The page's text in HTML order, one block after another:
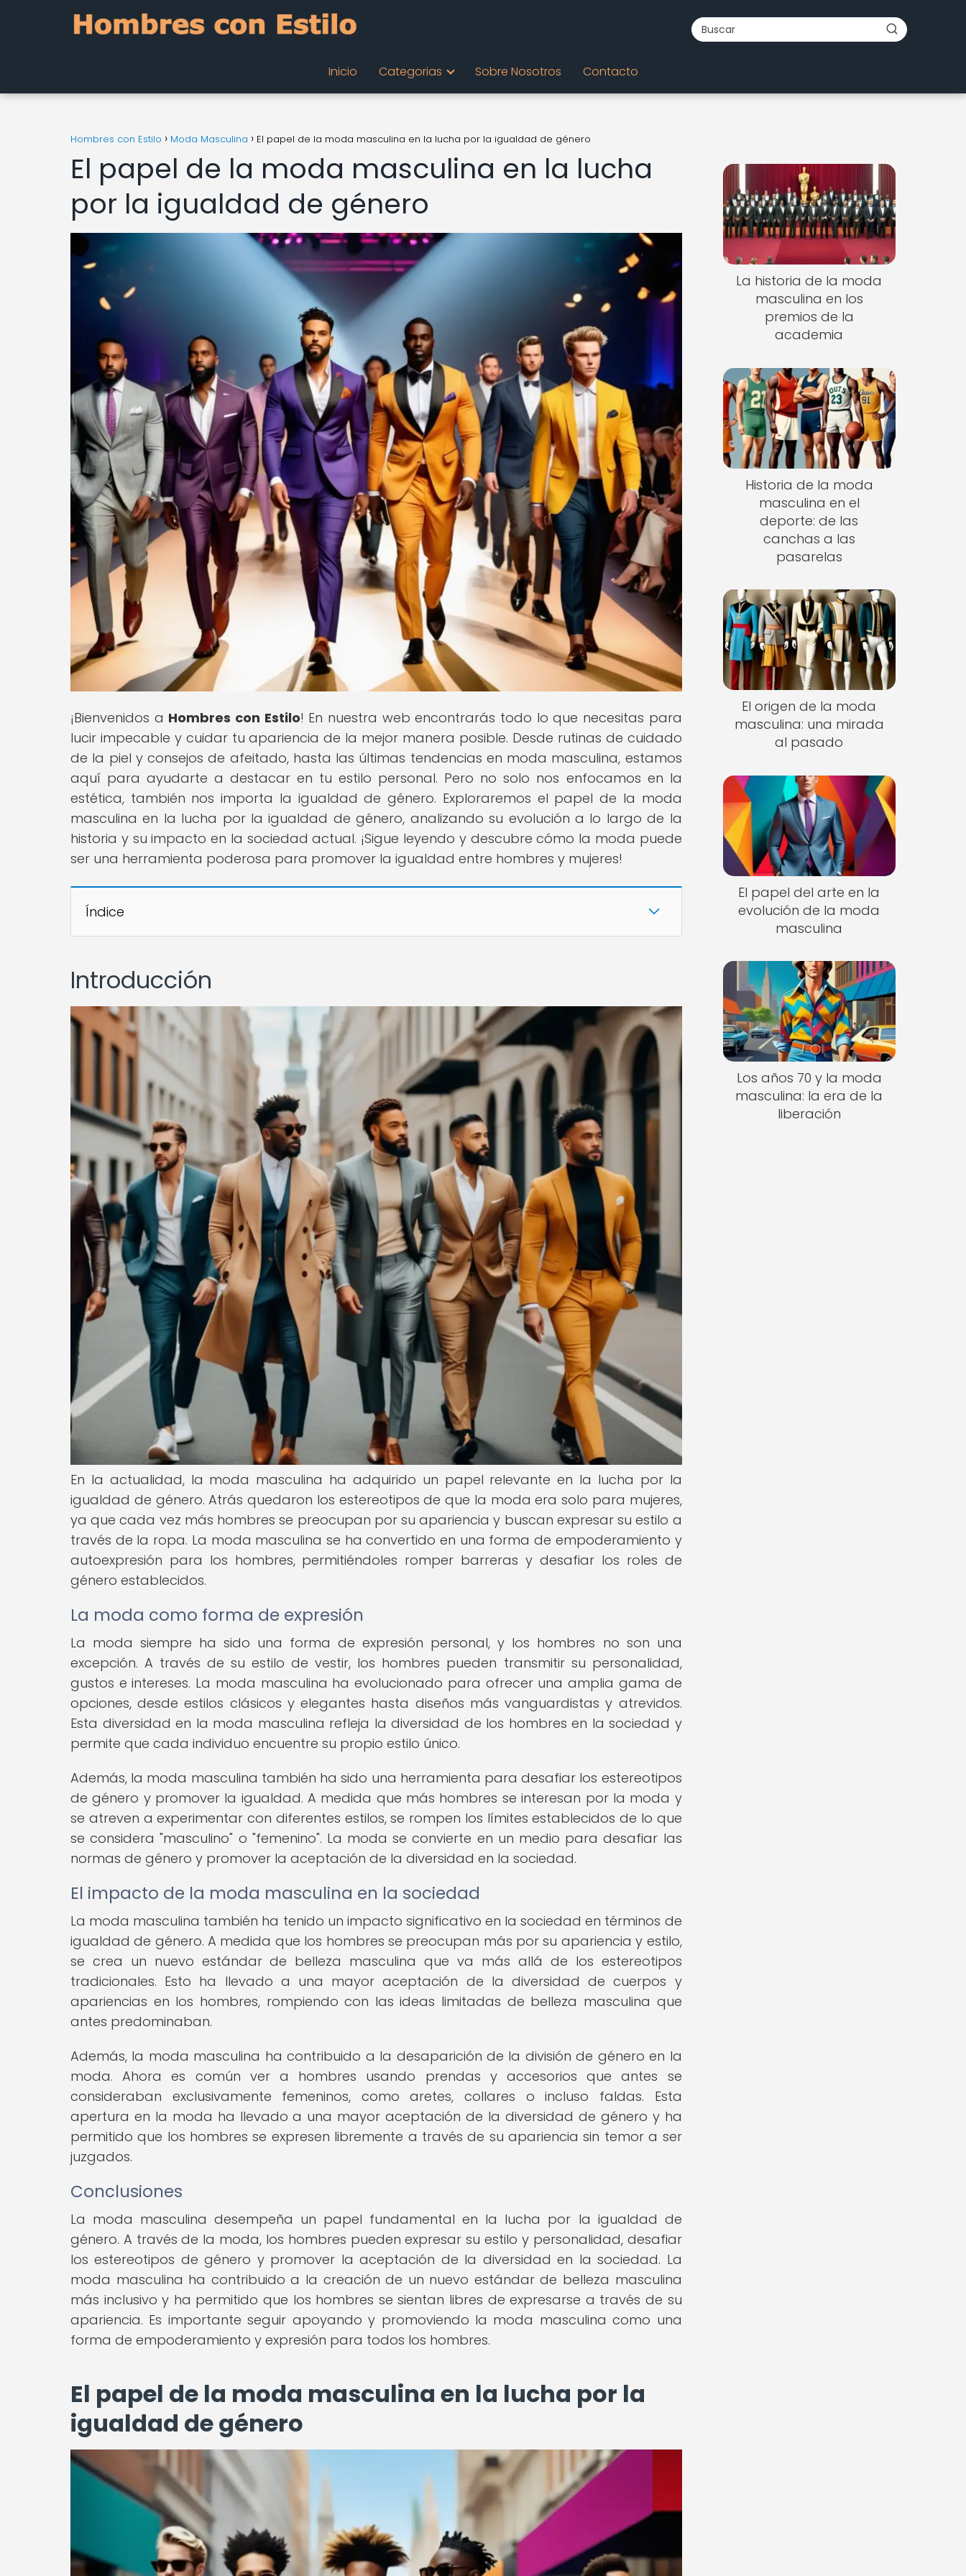
Inicio Categorias Sobre Nosotros Contacto
Hombres con Estilo Moda Masculina El papel de la moda masculina en la lucha por la igualdad de género
El papel de la moda masculina en la lucha
por la igualdad de género
¡Bienvenidos a Hombres con Estilo! En nuestra web encontrarás todo lo que necesitas para
lucir impecable y cuidar tu apariencia de la mejor manera posible. Desde rutinas de cuidado
de la piel y consejos de afeitado, hasta las últimas tendencias en moda masculina, estamos
aquí para ayudarte a destacar en tu estilo personal. Pero no solo nos enfocamos en la
estética, también nos importa la igualdad de género. Exploraremos el papel de la moda
masculina en la lucha por la igualdad de género, analizando su evolución a lo largo de la
historia y su impacto en la sociedad actual. ¡Sigue leyendo y descubre cómo la moda puede
ser una herramienta poderosa para promover la igualdad entre hombres y mujeres!
Índice
Introducción
En la actualidad, la moda masculina ha adquirido un papel relevante en la lucha por la
igualdad de género. Atrás quedaron los estereotipos de que la moda era solo para mujeres,
ya que cada vez más hombres se preocupan por su apariencia y buscan expresar su estilo a
través de la ropa. La moda masculina se ha convertido en una forma de empoderamiento y
autoexpresión para los hombres, permitiéndoles romper barreras y desafiar los roles de
género establecidos.
La moda como forma de expresión
La moda siempre ha sido una forma de expresión personal, y los hombres no son una
excepción. A través de su estilo de vestir, los hombres pueden transmitir su personalidad,
gustos e intereses. La moda masculina ha evolucionado para ofrecer una amplia gama de
opciones, desde estilos clásicos y elegantes hasta diseños más vanguardistas y atrevidos.
Esta diversidad en la moda masculina refleja la diversidad de los hombres en la sociedad y
permite que cada individuo encuentre su propio estilo único.
Además, la moda masculina también ha sido una herramienta para desafiar los estereotipos
de género y promover la igualdad. A medida que más hombres se interesan por la moda y
se atreven a experimentar con diferentes estilos, se rompen los límites establecidos de lo que
se considera "masculino" o "femenino". La moda se convierte en un medio para desafiar las
normas de género y promover la aceptación de la diversidad en la sociedad.
El impacto de la moda masculina en la sociedad
La moda masculina también ha tenido un impacto significativo en la sociedad en términos de
igualdad de género. A medida que los hombres se preocupan más por su apariencia y estilo,
se crea un nuevo estándar de belleza masculina que va más allá de los estereotipos
tradicionales. Esto ha llevado a una mayor aceptación de la diversidad de cuerpos y
apariencias en los hombres, rompiendo con las ideas limitadas de belleza masculina que
antes predominaban.
Además, la moda masculina ha contribuido a la desaparición de la división de género en la
moda. Ahora es común ver a hombres usando prendas y accesorios que antes se
consideraban exclusivamente femeninos, como aretes, collares o incluso faldas. Esta
apertura en la moda ha llevado a una mayor aceptación de la diversidad de género y ha
permitido que los hombres se expresen libremente a través de su apariencia sin temor a ser
juzgados.
Conclusiones
La moda masculina desempeña un papel fundamental en la lucha por la igualdad de
género. A través de la moda, los hombres pueden expresar su estilo y personalidad, desafiar
los estereotipos de género y promover la aceptación de la diversidad en la sociedad. La
moda masculina ha contribuido a la creación de un nuevo estándar de belleza masculina
más inclusivo y ha permitido que los hombres se sientan libres de expresarse a través de su
apariencia. Es importante seguir apoyando y promoviendo la moda masculina como una
forma de empoderamiento y expresión para todos los hombres.
El papel de la moda masculina en la lucha por la
igualdad de género
La historia de la moda
masculina en los
premios de la
academia
Historia de la moda
masculina en el
deporte: de las
canchas a las
pasarelas
El origen de la moda
masculina: una mirada
al pasado
El papel del arte en la
evolución de la moda
masculina
Los años 70 y la moda
masculina: la era de la
liberación